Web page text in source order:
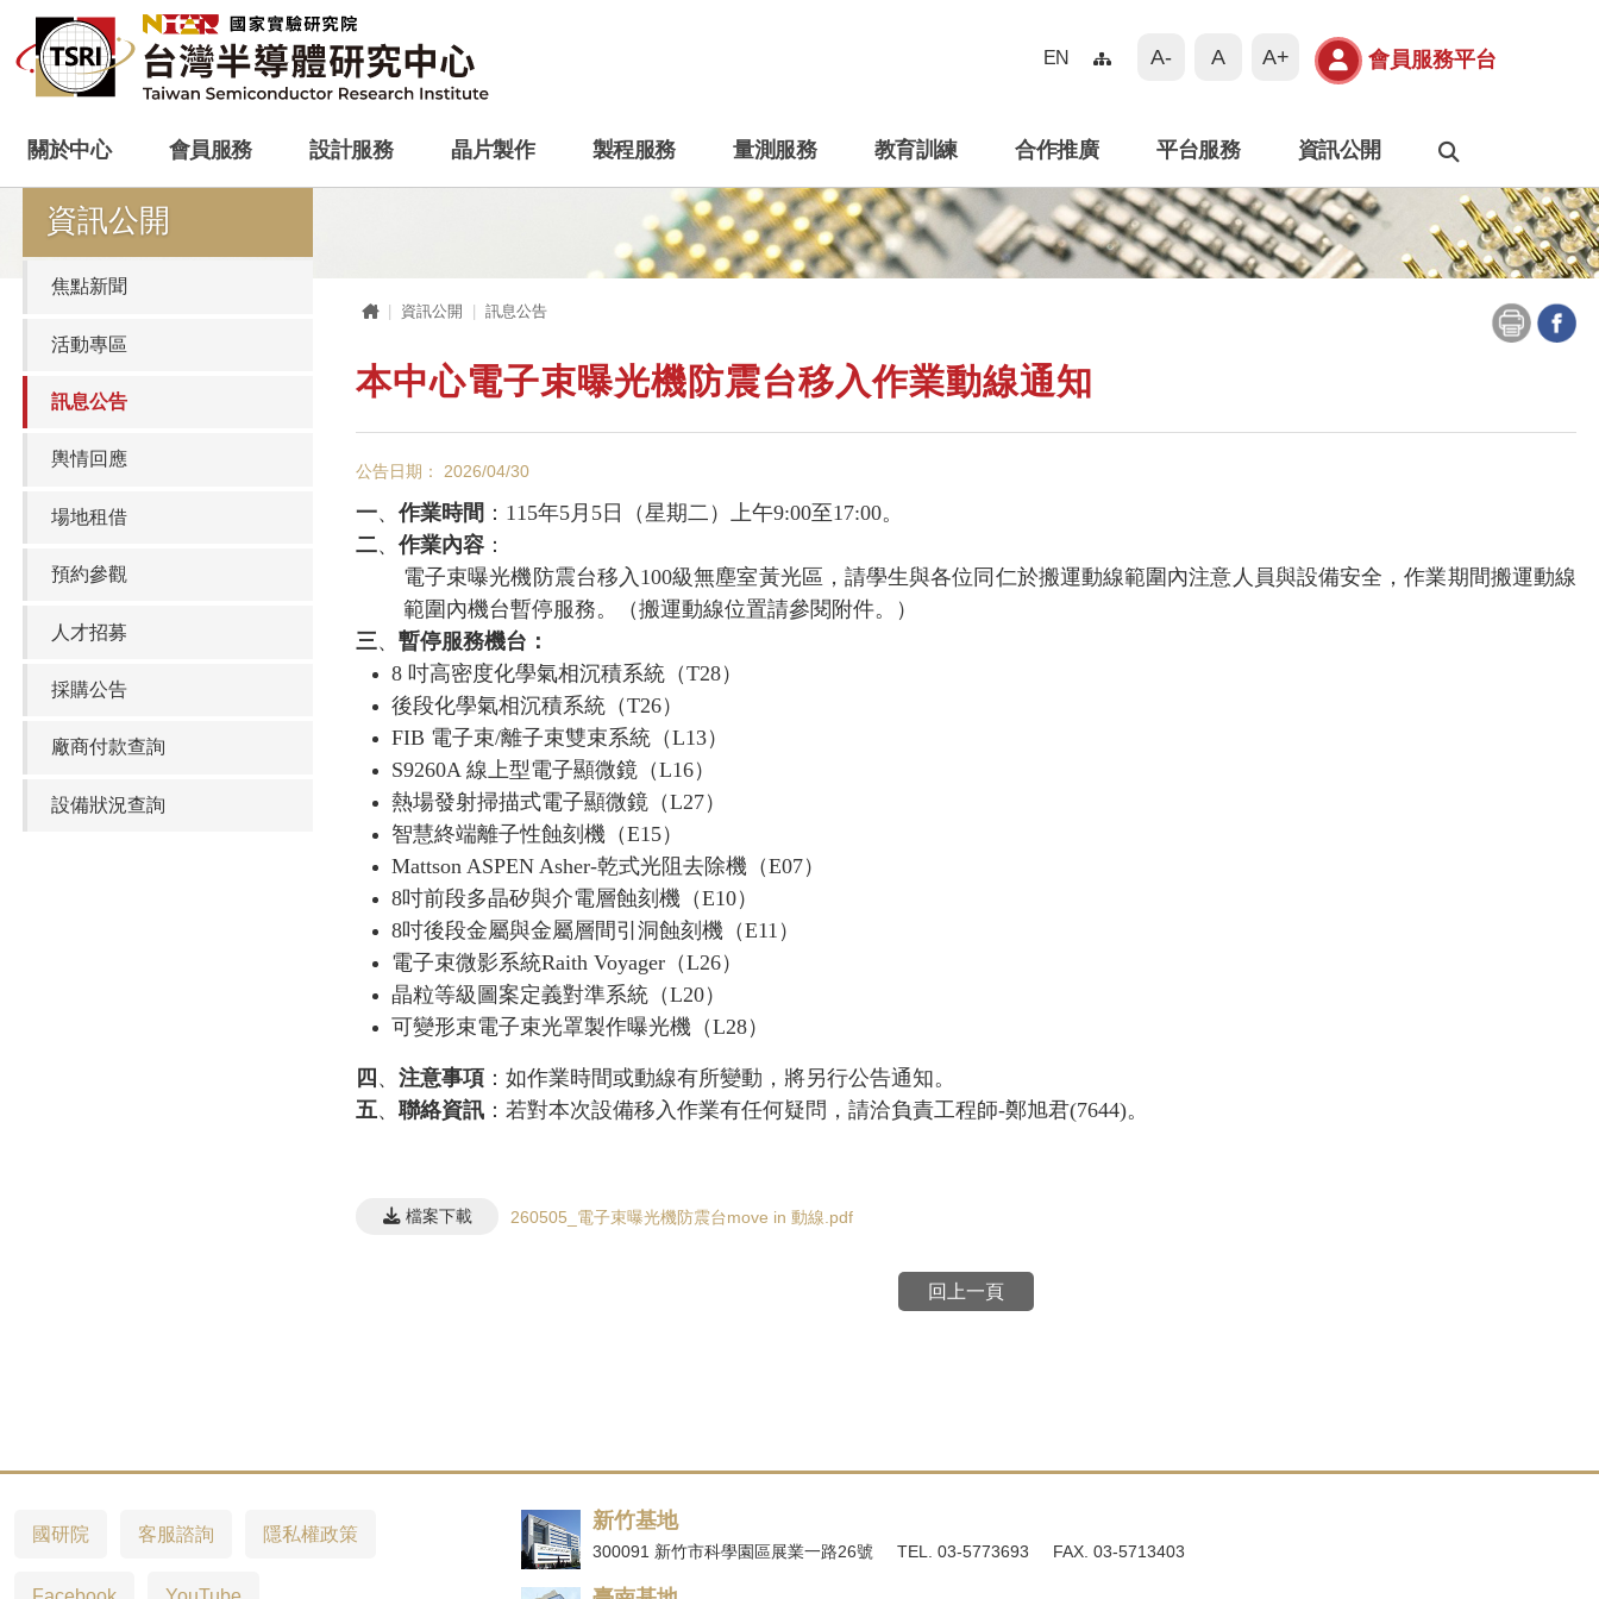
EN A- A A+ 會員服務平台
關於中心 會員服務 設計服務 晶片製作 製程服務 量測服務 教育訓練 合作推廣 平台服務 資訊公開
搜尋
資訊公開
焦點新聞
活動專區
訊息公告
輿情回應
場地租借
預約參觀
人才招募
採購公告
廠商付款查詢
設備狀況查詢
首頁資訊公開 訊息公告
本中心電子束曝光機防震台移入作業動線通知
公告日期： 2026/04/30
一、 作業時間 ： 115年5月 5 日（星期二）上午9:00至17:00。
二、 作業內容 ：
電子束曝光機防震台移入100級無塵室黃光區，請學生與各位同仁於搬運動線範圍內注意人員與設備安全，作業期間搬運動線
範圍內機台暫停服務。（搬運動線位置請參閱附件。）
三、 暫停服務機台：
8 吋高密度化學氣相沉積系統（T28）
後段化學氣相沉積系統（T26）
FIB 電子束/離子束雙束系統（L13）
S9260A 線上型電子顯微鏡（L16）
熱場發射掃描式電子顯微鏡（L27）
智慧終端離子性蝕刻機（E15）
Mattson ASPEN Asher-乾式光阻去除機（E07）
8吋前段多晶矽與介電層蝕刻機（E10）
8吋後段金屬與金屬層間引洞蝕刻機（E11）
電子束微影系統Raith Voyager （L26）
晶粒等級圖案定義對準系統（L20）
可變形束電子束光罩製作曝光機（L28）
四 、 注意事項 ：如作業時間或動線有所變動，將另行公告通知。
五、 聯絡資訊 ：若對本次設備移入作業有任何疑問，請洽負責工程師-鄭旭君(7644)。
檔案下載 260505_電子束曝光機防震台move in 動線.pdf
回上一頁
國研院 客服諮詢 隱私權政策
新竹基地
300091 新竹市科學園區展業一路26號 TEL. 03-5773693 FAX. 03-5713403